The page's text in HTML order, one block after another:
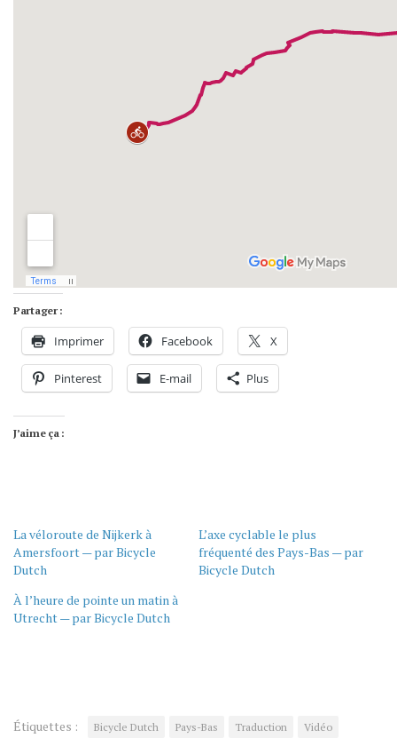
Partager :
Imprimer Facebook X
Pinterest E-mail Plus
J’aime ça :
La véloroute de Nijkerk à
Amersfoort — par Bicycle
Dutch
L’axe cyclable le plus
fréquenté des Pays-Bas — par
Bicycle Dutch
À l’heure de pointe un matin à
Utrecht — par Bicycle Dutch
Étiquettes : Bicycle Dutch Pays-Bas Traduction Vidéo